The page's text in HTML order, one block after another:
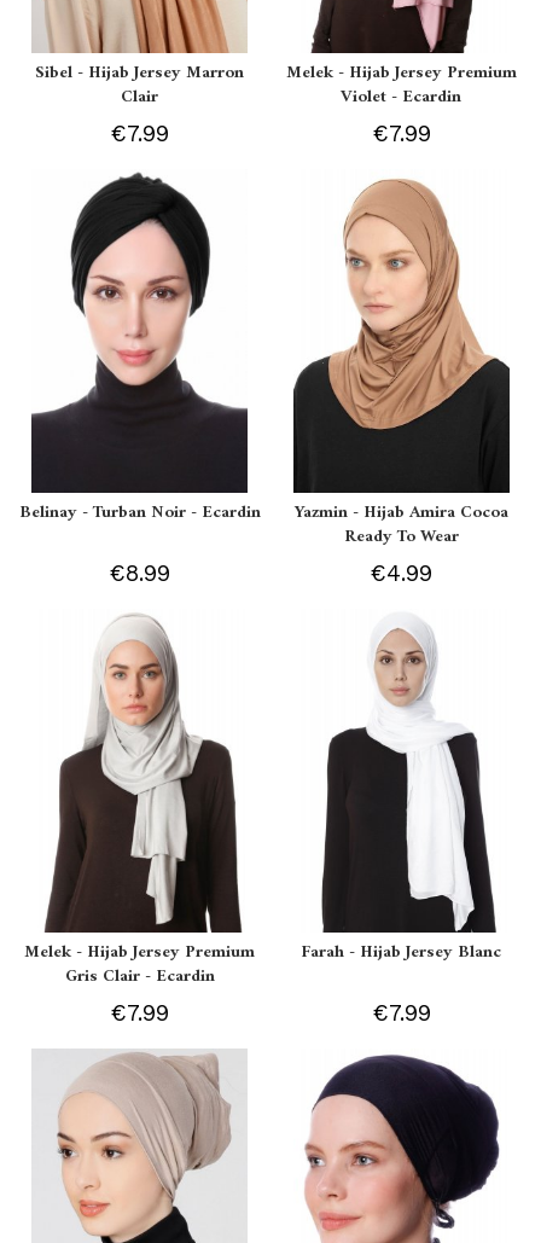
Sibel - Hijab Jersey Marron
Clair
€7.99
Melek - Hijab Jersey Premium
Violet - Ecardin
€7.99
Belinay - Turban Noir - Ecardin
€8.99
Yazmin - Hijab Amira Cocoa
Ready To Wear
€4.99
Melek - Hijab Jersey Premium
Gris Clair - Ecardin
€7.99
Farah - Hijab Jersey Blanc
€7.99